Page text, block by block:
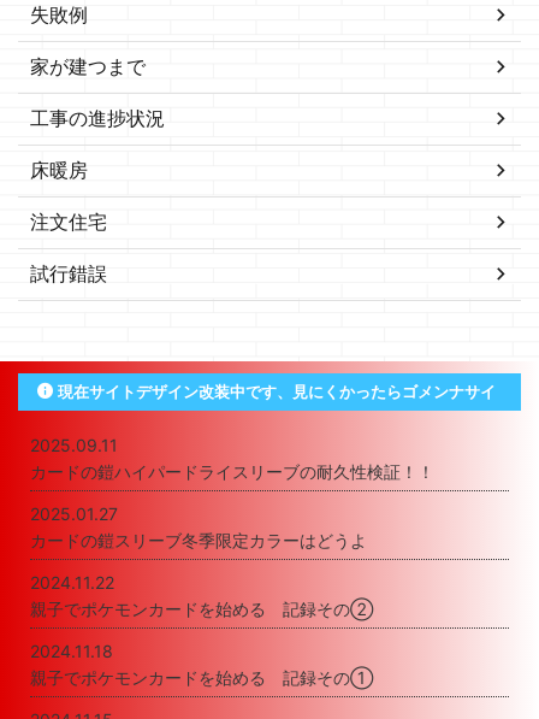
失敗例
家が建つまで
工事の進捗状況
床暖房
注文住宅
試行錯誤
現在サイトデザイン改装中です、見にくかったらゴメンナサイ
2025.09.11
カードの鎧ハイパードライスリーブの耐久性検証！！
2025.01.27
カードの鎧スリーブ冬季限定カラーはどうよ
2024.11.22
親子でポケモンカードを始める 記録その②
2024.11.18
親子でポケモンカードを始める 記録その①